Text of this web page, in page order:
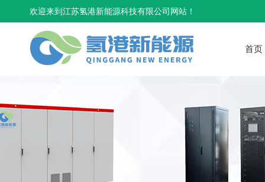
欢迎来到江苏氢港新能源科技有限公司网站！
首页